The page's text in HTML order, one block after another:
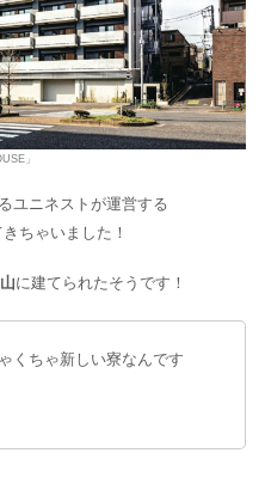
」
ユニネストが運営する
ちゃいました！
に建てられたそうです！
くちゃ新しい寮なんです